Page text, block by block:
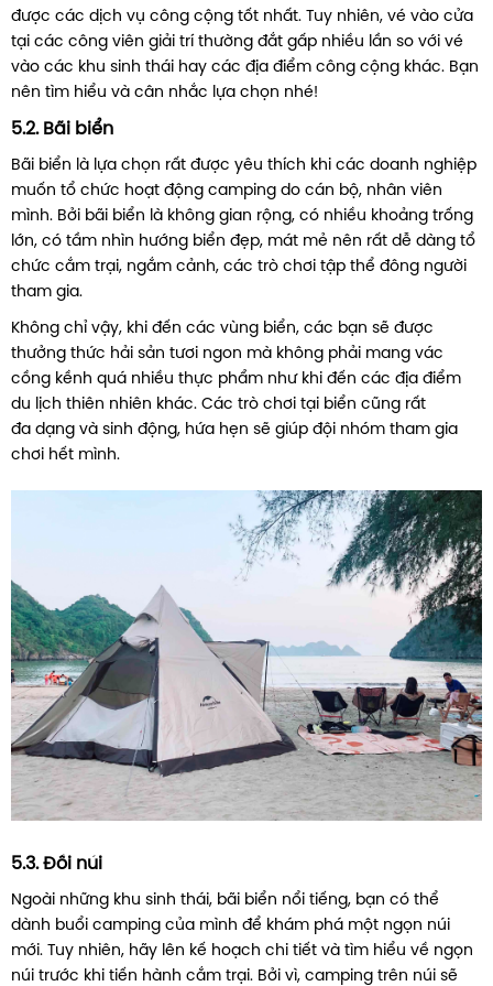
được các dịch vụ công cộng tốt nhất. Tuy nhiên, vé vào cửa
tại các công viên giải trí thường đắt gấp nhiều lần so với vé
vào các khu sinh thái hay các địa điểm công cộng khác. Bạn
nên tìm hiểu và cân nhắc lựa chọn nhé!
5.2. Bãi biển
Bãi biển là lựa chọn rất được yêu thích khi các doanh nghiệp
muốn tổ chức hoạt động camping do cán bộ, nhân viên
mình. Bởi bãi biển là không gian rộng, có nhiều khoảng trống
lớn, có tầm nhìn hướng biển đẹp, mát mẻ nên rất dễ dàng tổ
chức cắm trại, ngắm cảnh, các trò chơi tập thể đông người
tham gia.
Không chỉ vậy, khi đến các vùng biển, các bạn sẽ được
thưởng thức hải sản tươi ngon mà không phải mang vác
cồng kềnh quá nhiều thực phẩm như khi đến các địa điểm
du lịch thiên nhiên khác. Các trò chơi tại biển cũng rất
đa dạng và sinh động, hứa hẹn sẽ giúp đội nhóm tham gia
chơi hết mình.
5.3. Đồi núi
Ngoài những khu sinh thái, bãi biển nổi tiếng, bạn có thể
dành buổi camping của mình để khám phá một ngọn núi
mới. Tuy nhiên, hãy lên kế hoạch chi tiết và tìm hiểu về ngọn
núi trước khi tiến hành cắm trại. Bởi vì, camping trên núi sẽ